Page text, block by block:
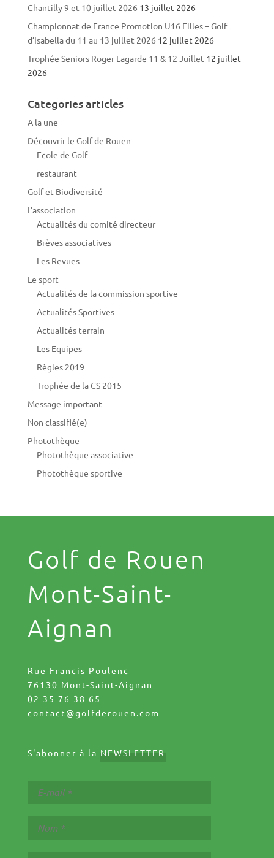
Chantilly 9 et 10 juillet 2026 13 juillet 2026
Championnat de France Promotion U16 Filles – Golf
d’Isabella du 11 au 13 juillet 2026 12 juillet 2026
Trophée Seniors Roger Lagarde 11 & 12 Juillet 12 juillet
2026
Categories articles
A la une
Découvrir le Golf de Rouen
Ecole de Golf
restaurant
Golf et Biodiversité
L'association
Actualités du comité directeur
Brèves associatives
Les Revues
Le sport
Actualités de la commission sportive
Actualités Sportives
Actualités terrain
Les Equipes
Règles 2019
Trophée de la CS 2015
Message important
Non classifié(e)
Photothèque
Photothèque associative
Photothèque sportive
Golf de Rouen
Mont-Saint-
Aignan
Rue Francis Poulenc
76130 Mont-Saint-Aignan
02 35 76 38 65
contact@golfderouen.com
S'abonner à la NEWSLETTER